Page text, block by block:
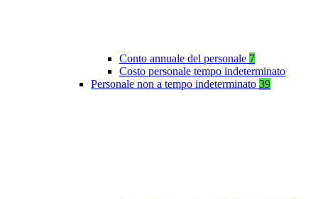
Conto annuale del personale 7
Costo personale tempo indeterminato
Personale non a tempo indeterminato 39